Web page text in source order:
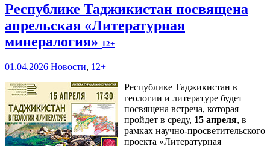
Республике Таджикистан посвящена
апрельская «Литературная
минералогия» 12+
01.04.2026 Новости, 12+
Республике Таджикистан в
геологии и литературе будет
посвящена встреча, которая
пройдет в среду, 15 апреля, в
рамках научно-просветительского
проекта «Литературная